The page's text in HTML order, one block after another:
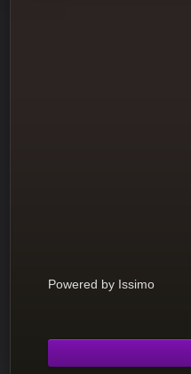
Powered by Issimo